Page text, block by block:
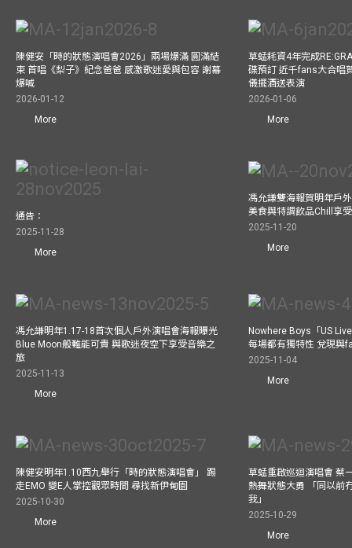
陳健安「時的狀態演唱會2026」兩場爆滿 圓滿結
束 首唱《梨子》紀念爸爸 感激歌迷愛與包容 謝幕
爆喊
2026-01-12
More
草蜢耗資4年完成
碟預訂 近千fans大合唱
儀擺酒送表演
2026-01-06
More
通告：
2025-11-28
More
馮允謙雙海報賀明年戶
美食與特調飲品Chill享
2025-11-20
More
馮允謙明年1.17-18首次個人戶外演唱會海報曝光
Blue Moon般難能可貴 與歌迷夜空下享受音樂之
旅
2025-11-13
More
Nowhere Boys「US
每場都有獨特性 兌現與
2025-11-04
More
陳健安明年1.10西九舉行「時的狀態演唱會」 踢
走EMO 變E人掌控觀眾時間 尋找新伊甸園
2025-10-30
More
草蜢重啟巡迴演唱會 蔡
熱舞狀態大勇 「同以前
我」
2025-10-29
More